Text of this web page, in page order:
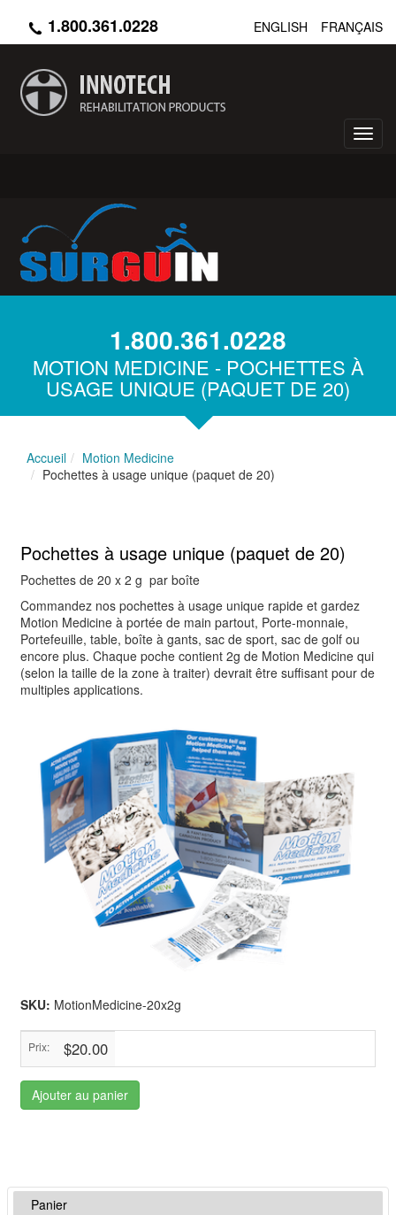
principal
ENGLISH FRANÇAIS
1.800.361.0228
1.800.361.0228
MOTION MEDICINE - POCHETTES À
USAGE UNIQUE (PAQUET DE 20)
Accueil
Motion Medicine
Pochettes à usage unique (paquet de 20)
Pochettes à usage unique (paquet de 20)
Pochettes de 20 x 2 g par boîte
Commandez nos pochettes à usage unique rapide et gardez
Motion Medicine à portée de main partout, Porte-monnaie,
Portefeuille, table, boîte à gants, sac de sport, sac de golf ou
encore plus. Chaque poche contient 2g de Motion Medicine qui
(selon la taille de la zone à traiter) devrait être suffisant pour de
multiples applications.
SKU: MotionMedicine-20x2g
Prix: $20.00
Ajouter au panier
Panier